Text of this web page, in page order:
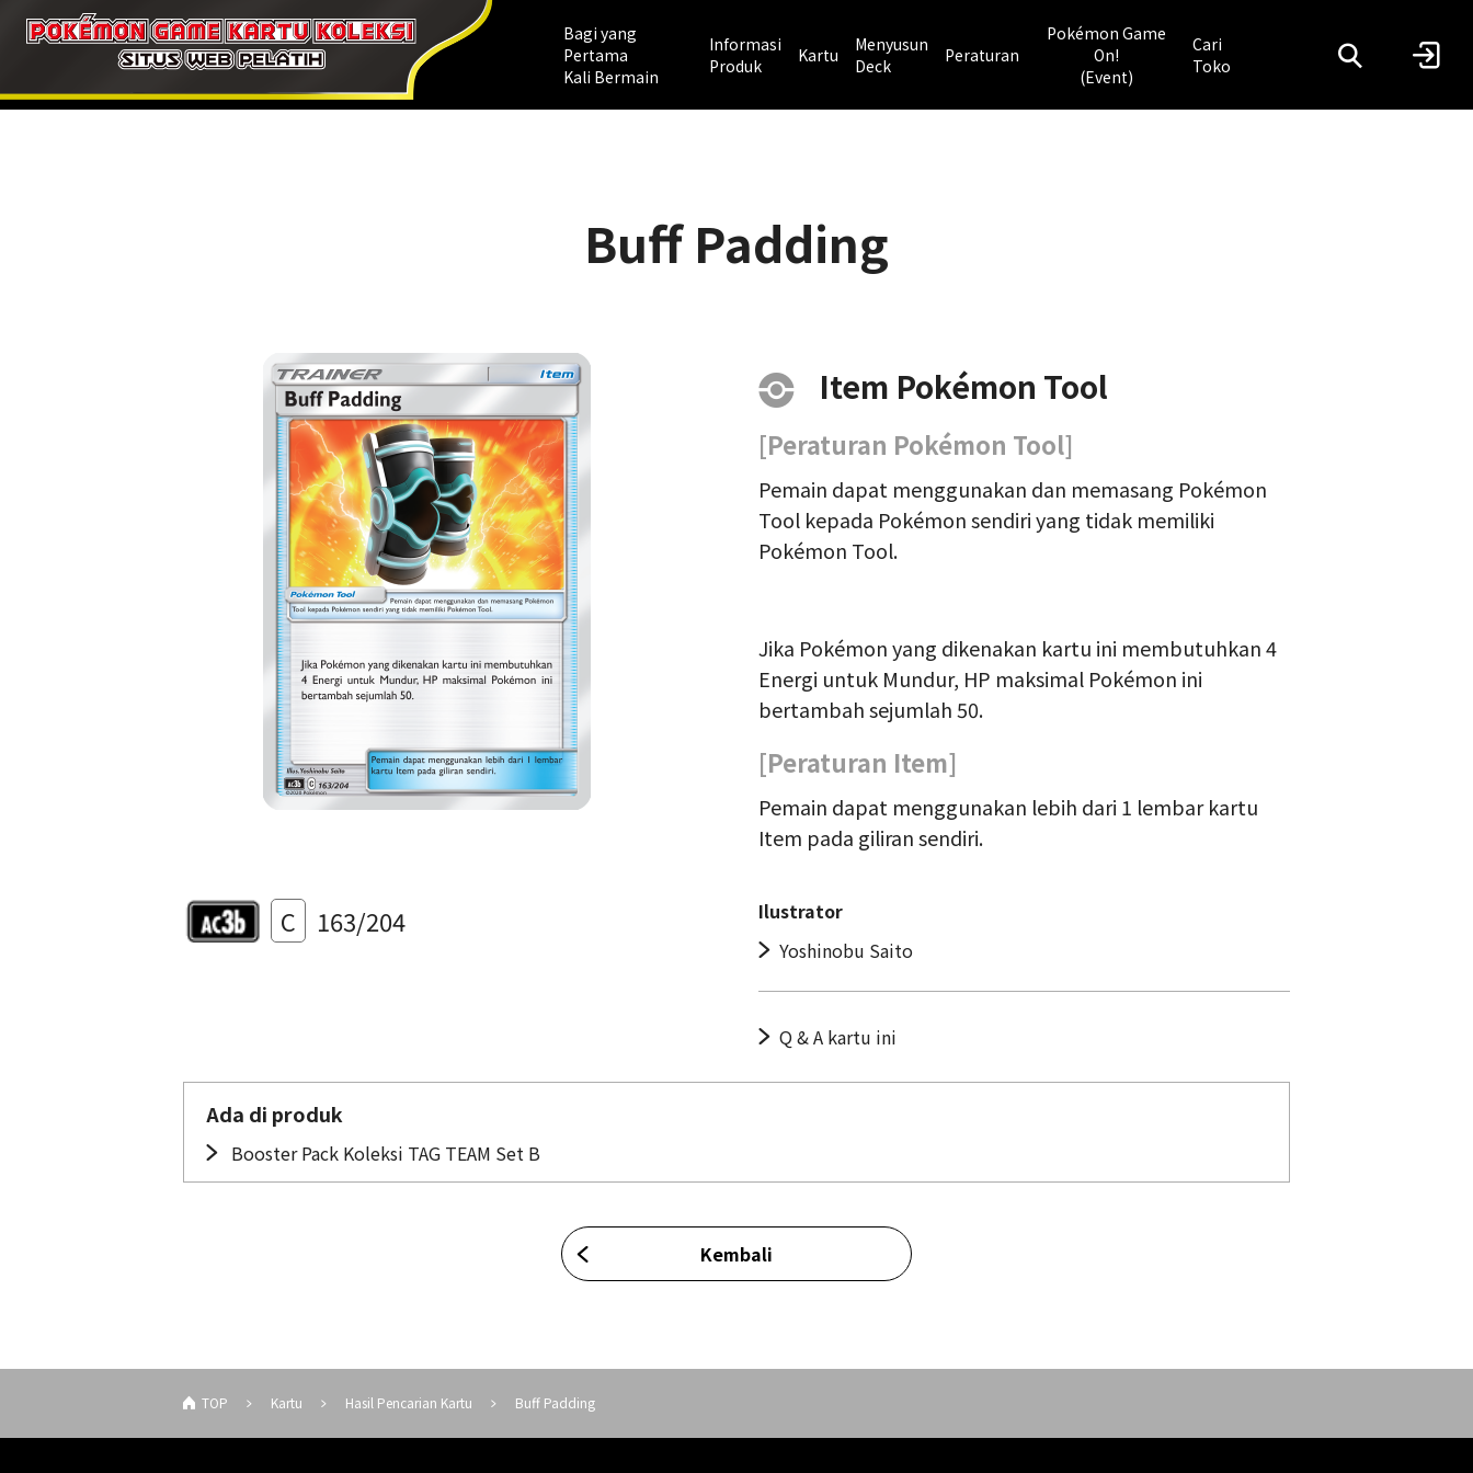
Bagi yang
Pertama
Kali Bermain
Informasi
Produk
Kartu
Menyusun
Deck
Peraturan
Pokémon Game
On!
(Event)
Cari
Toko
Buff Padding
Item Pokémon Tool
[Peraturan Pokémon Tool]
Pemain dapat menggunakan dan memasang Pokémon
Tool kepada Pokémon sendiri yang tidak memiliki
Pokémon Tool.
Jika Pokémon yang dikenakan kartu ini membutuhkan 4
Energi untuk Mundur, HP maksimal Pokémon ini
bertambah sejumlah 50.
[Peraturan Item]
Pemain dapat menggunakan lebih dari 1 lembar kartu
Item pada giliran sendiri.
C 163/204
Ilustrator
Yoshinobu Saito
Q & A kartu ini
Ada di produk
Booster Pack Koleksi TAG TEAM Set B
Kembali
TOP Kartu Hasil Pencarian Kartu Buff Padding